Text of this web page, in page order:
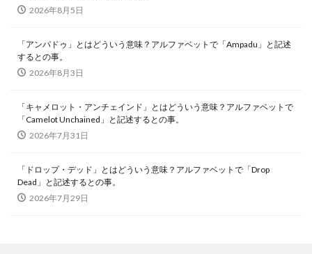
2026年8月5日
「アンパドゥ」とはどういう意味？アルファベットで「Ampadu」と記述
するとの事。
2026年8月3日
「キャメロット・アンチェインド」とはどういう意味？アルファベットで
「Camelot Unchained」と記述するとの事。
2026年7月31日
「ドロップ・デッド」とはどういう意味？アルファベットで「Drop
Dead」と記述するとの事。
2026年7月29日